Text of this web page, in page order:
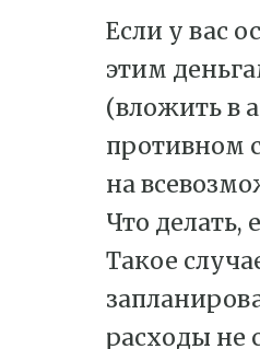
Если у вас
этим
(вложить в
противном
на
Что делать,
Такое
расходы не